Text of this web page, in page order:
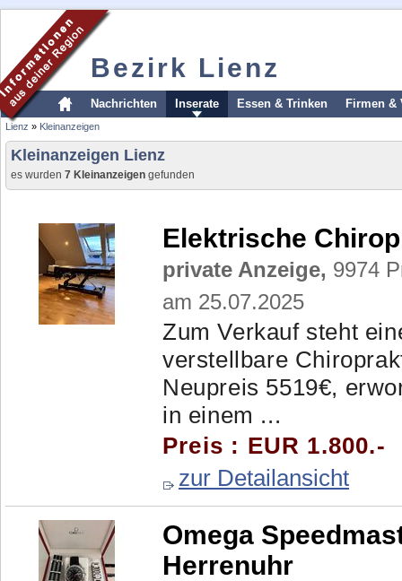
Bezirk Lienz
Nachrichten Inserate Essen & Trinken Firmen &
Lienz » Kleinanzeigen
Kleinanzeigen Lienz
es wurden 7 Kleinanzeigen gefunden
Elektrische
private Anzeige, 9974
am 25.07.2025
Zum Verkauf steht
verstellbare
Neupreis 5519€,
in einem ...
Preis : EUR 1.800.-
zur Detailansicht
Omega
Herrenuhr